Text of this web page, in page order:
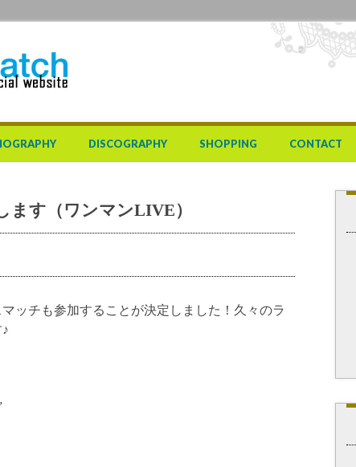
DISCOGRAPHY SHOPPING CONTACT
ます（ワンマンLIVE）
ッチも参加することが決定しました！久々のラ